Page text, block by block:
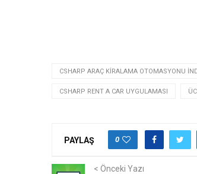
CSHARP ARAÇ KIRALAMA OTOMASYONU
CSHARP RENT A CAR UYGULAMASI
PAYLAŞ 0
< Önceki Yazı